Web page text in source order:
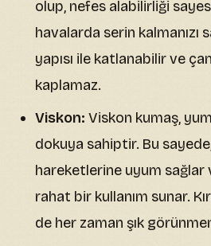
olup, nefes alabilirliği
havalarda serin kalmanızı
yapısı ile katlanabilir ve
kaplamaz.
Viskon: Viskon kumaş,
dokuya sahiptir. Bu
hareketlerine uyum sağlar
rahat bir kullanım sunar.
de her zaman şık